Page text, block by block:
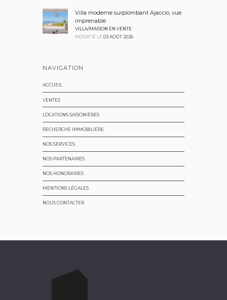
Villa moderne surplombant Ajaccio, vue
imprenable
VILLA/MAISON EN VENTE
MODIFIÉ LE 03 AOÛT 2026
NAVIGATION
ACCUEIL
VENTES
LOCATIONS SAISONIÈRES
RECHERCHE IMMOBILIÈRE
NOS SERVICES
NOS PARTENAIRES
NOS HONORAIRES
MENTIONS LÉGALES
NOUS CONTACTER